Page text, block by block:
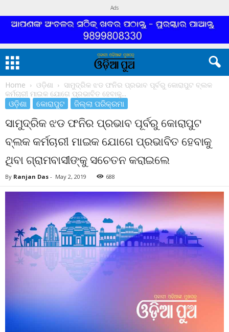
Ads
Home ଓଡ଼ିଶା
ସାମୁଦ୍ରିକ ଝଡ ଫନିର ପ୍ରଭାବ ପୂର୍ବରୁ କୋରାପୁଟ ବ୍ଲକ
କର୍ମଚାରୀ ମାଇକ ଯୋଗେ ପ୍ରଭାବିତ ହେବାକୁ...
ଓଡ଼ିଶା କୋରାପୁଟ ଜିଲ୍ଲା ପରିକ୍ରମା
ସାମୁଦ୍ରିକ ଝଡ ଫନିର ପ୍ରଭାବ ପୂର୍ବରୁ କୋରାପୁଟ
ବ୍ଲକ କର୍ମଚାରୀ ମାଇକ ଯୋଗେ ପ୍ରଭାବିତ ହେବାକୁ
ଥିବା ଗ୍ରାମବାସୀଙ୍କୁ ସଚେତନ କରାଇଲେ
By Ranjan Das - May 2, 2019 688